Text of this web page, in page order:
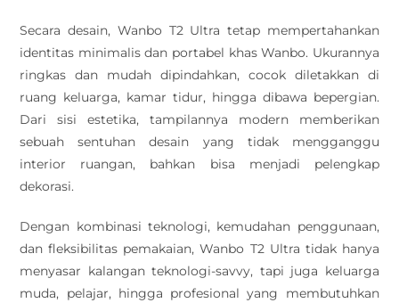
Secara desain, Wanbo T2 Ultra tetap mempertahankan
identitas minimalis dan portabel khas Wanbo. Ukurannya
ringkas dan mudah dipindahkan, cocok diletakkan di
ruang keluarga, kamar tidur, hingga dibawa bepergian.
Dari sisi estetika, tampilannya modern memberikan
sebuah sentuhan desain yang tidak mengganggu
interior ruangan, bahkan bisa menjadi pelengkap
dekorasi.
Dengan kombinasi teknologi, kemudahan penggunaan,
dan fleksibilitas pemakaian, Wanbo T2 Ultra tidak hanya
menyasar kalangan teknologi-savvy, tapi juga keluarga
muda, pelajar, hingga profesional yang membutuhkan